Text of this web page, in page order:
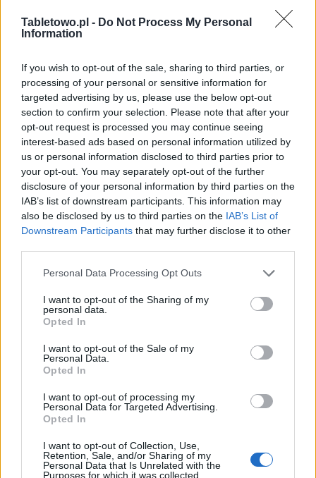
Tabletowo.pl - Do Not Process My Personal
Information
If you wish to opt-out of the sale, sharing to third parties, or
processing of your personal or sensitive information for
targeted advertising by us, please use the below opt-out
section to confirm your selection. Please note that after your
opt-out request is processed you may continue seeing
interest-based ads based on personal information utilized by
us or personal information disclosed to third parties prior to
your opt-out. You may separately opt-out of the further
disclosure of your personal information by third parties on the
IAB’s list of downstream participants. This information may
also be disclosed by us to third parties on the IAB’s List of
Downstream Participants that may further disclose it to other
Please note that this website/app uses one or more Google
not limited to your visit or usage behaviour. You may click to
grant or deny consent to Google and its third-party tags to
use your data for below specified purposes in below Google
consent section.
Personal Data Processing Opt Outs
I want to opt-out of the Sharing of my
personal data.
Opted In
I want to opt-out of the Sale of my
Personal Data.
Opted In
I want to opt-out of processing my
Personal Data for Targeted Advertising.
Opted In
I want to opt-out of Collection, Use,
Retention, Sale, and/or Sharing of my
Personal Data that Is Unrelated with the
Purposes for which it was collected.